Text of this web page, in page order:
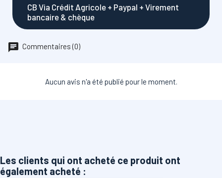
CB Via Crédit Agricole + Paypal + Virement
bancaire & chèque
Commentaires (0)
Aucun avis n'a été publié pour le moment.
Les clients qui ont acheté ce produit ont
également acheté :